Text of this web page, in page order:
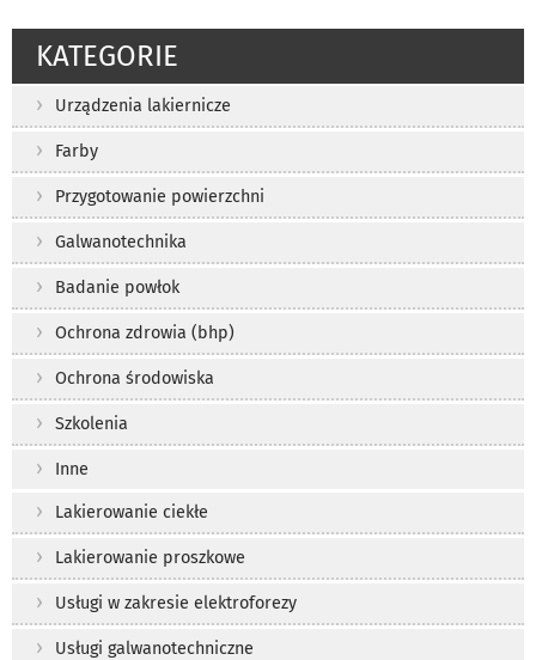
KATEGORIE
Urządzenia lakiernicze
Farby
Przygotowanie powierzchni
Galwanotechnika
Badanie powłok
Ochrona zdrowia (bhp)
Ochrona środowiska
Szkolenia
Inne
Lakierowanie ciekłe
Lakierowanie proszkowe
Usługi w zakresie elektroforezy
Usługi galwanotechniczne